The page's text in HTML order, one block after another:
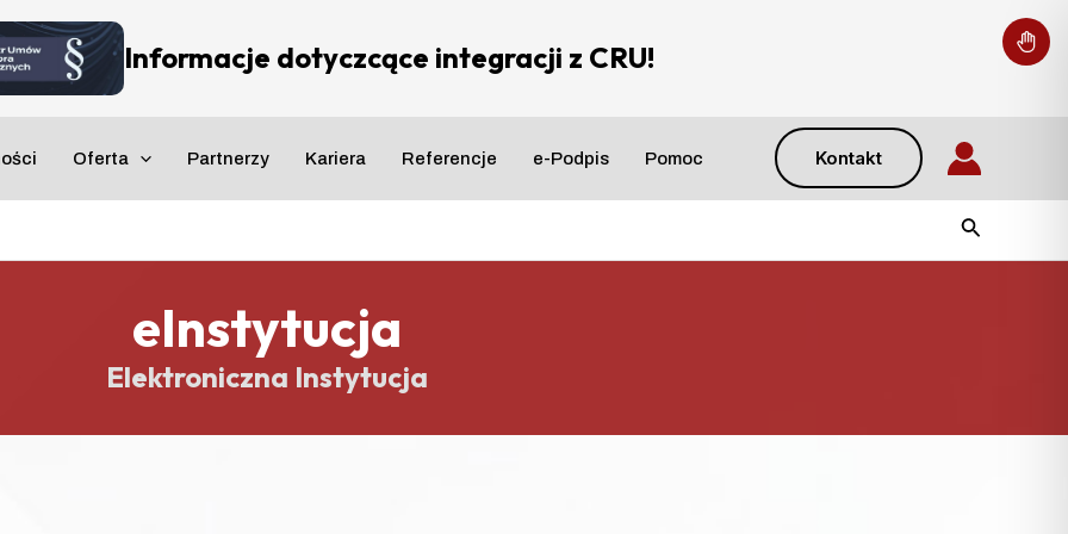
Informacje dotyczcące integracji z CRU!
Oferta Partnerzy Kariera Referencje e-Podpis Pomoc Kontakt
Szukaj
eInstytucja
Elektroniczna Instytucja